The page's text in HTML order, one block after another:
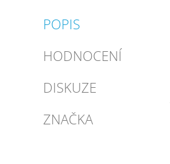
POPIS
HODNOCENÍ
DISKUZE
ZNAČKA